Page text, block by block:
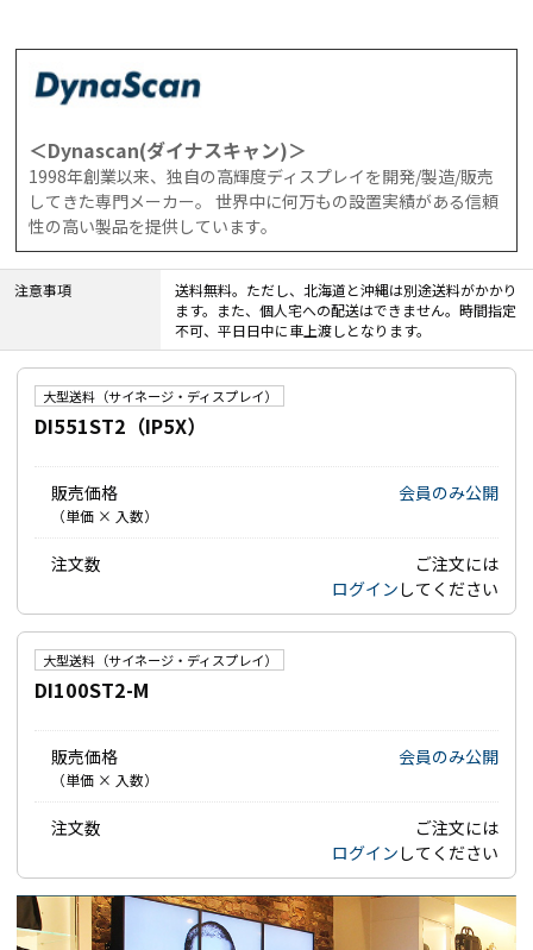
＜Dynascan(ダイナスキャン)＞
1998年創業以来、独自の高輝度ディスプレイを開発/製造/販売
してきた専門メーカー。 世界中に何万もの設置実績がある信頼
性の高い製品を提供しています。
注意事項
送料無料。ただし、北海道と沖縄は別途送料がかかり
ます。また、個人宅への配送はできません。時間指定
不可、平日日中に車上渡しとなります。
大型送料（サイネージ・ディスプレイ）
DI551ST2（IP5X）
販売価格
（単価 × 入数）
会員のみ公開
注文数
ご注文には
ログイン してください
大型送料（サイネージ・ディスプレイ）
DI100ST2-M
販売価格
（単価 × 入数）
会員のみ公開
注文数
ご注文には
ログイン してください